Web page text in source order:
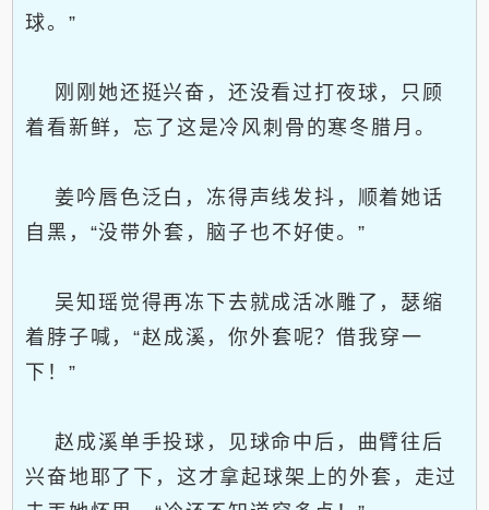
球。”
刚刚她还挺兴奋，还没看过打夜球，只顾
着看新鲜，忘了这是冷风刺骨的寒冬腊月。
姜吟唇色泛白，冻得声线发抖，顺着她话
自黑，“没带外套，脑子也不好使。”
吴知瑶觉得再冻下去就成活冰雕了，瑟缩
着脖子喊，“赵成溪，你外套呢？借我穿一
下！”
赵成溪单手投球，见球命中后，曲臂往后
兴奋地耶了下，这才拿起球架上的外套，走过